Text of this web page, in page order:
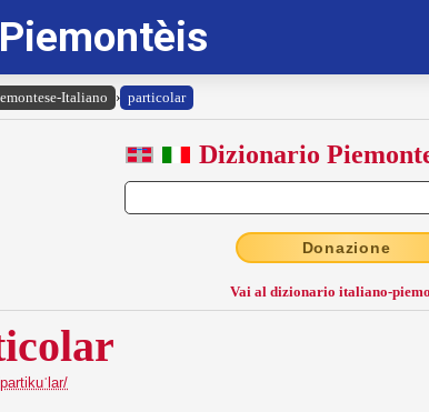
Piemontèis
Italiano › particolar
Dizionario
Donazione
Vai al dizionario italiano-